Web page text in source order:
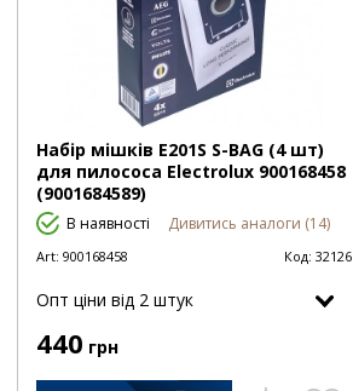
Набір мішків E201S S-BAG (4 шт)
для пилососа Electrolux 900168458
(9001684589)
В наявності Дивитись аналоги (14)
Art: 900168458 Код: 32126
Опт цiни від 2 штук
440 грн